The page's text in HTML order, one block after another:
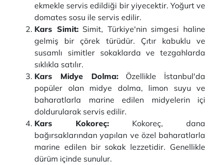
ekmekle servis edildiği bir yiyecektir. Yoğurt ve
domates sosu ile servis edilir.
Kars Simit:Simit, Türkiye'nin simgesi haline
gelmiş bir çörek türüdür. Çıtır kabuklu ve
susamlı simitler sokaklarda ve tezgahlarda
sıklıkla satılır.
Kars Midye Dolma:Özellikle İstanbul'da
popüler olan midye dolma, limon suyu ve
baharatlarla marine edilen midyelerin içi
doldurularak servis edilir.
Kars Kokoreç: Kokoreç, dana
bağırsaklarından yapılan ve özel baharatlarla
marine edilen bir sokak lezzetidir. Genellikle
dürüm içinde sunulur.